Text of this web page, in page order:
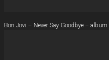
Bon Jovi – Never Say Goodbye – album